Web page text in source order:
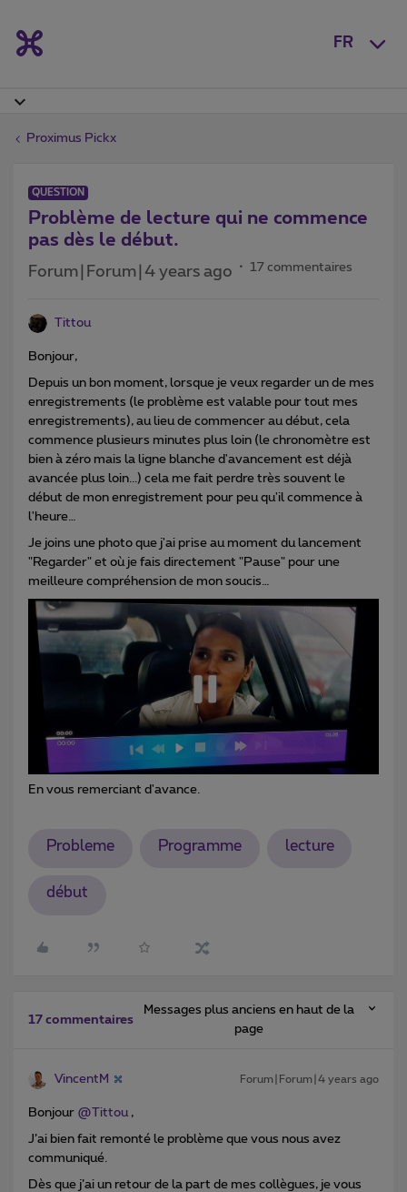
FR
Proximus Pickx
QUESTION
Problème de lecture qui ne commence
pas dès le début.
Forum|Forum|4 years ago 17 commentaires
Tittou
Bonjour,
Depuis un bon moment, lorsque je veux regarder un de mes
enregistrements (le problème est valable pour tout mes
enregistrements), au lieu de commencer au début, cela
commence plusieurs minutes plus loin (le chronomètre est
bien à zéro mais la ligne blanche d'avancement est déjà
avancée plus loin...) cela me fait perdre très souvent le
début de mon enregistrement pour peu qu'il commence à
l'heure
Je joins une photo que j'ai prise au moment du lancement
"Regarder" et où je fais directement "Pause" pour une
meilleure compréhension de mon soucis…
En vous remerciant d'avance.
Probleme Programme lecture
début
17 commentaires
Messages plus anciens en haut de la
page
VincentM Forum|Forum|4 years ago
Bonjour @Tittou ,
J’ai bien fait remonté le problème que vous nous avez
communiqué.
Dès que j’ai un retour de la part de mes collègues, je vous